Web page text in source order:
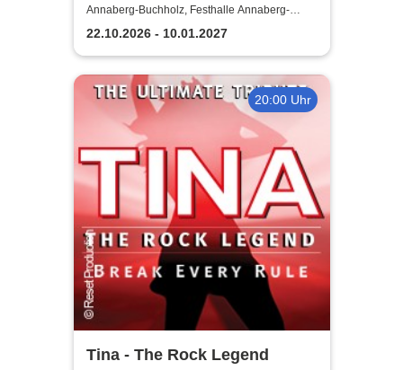
Einaudi: Tribute-
Klavierkonzert - Ludovico
Einaudi Tribute bei
Kerzenschein
Annaberg-Buchholz, Festhalle Annaberg-
Buchholz
22.10.2026 - 10.01.2027
20:00 Uhr
Tina - The Rock Legend